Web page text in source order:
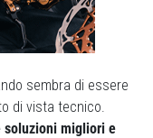
sembra di essere
di vista tecnico.
soluzioni migliori e